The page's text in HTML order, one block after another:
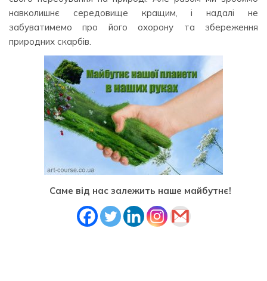
навколишнє середовище кращим, і надалі не
забуватимемо про його охорону та збереження
природних скарбів.
Саме від нас залежить наше майбутнє!